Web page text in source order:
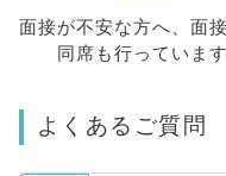
面接が不安な方へ、 面
同席も行っています
よくあるご質問